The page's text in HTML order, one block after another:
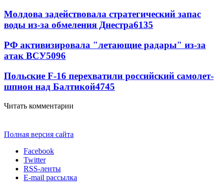
Молдова задействовала стратегический запас
воды из-за обмеления Днестра6135
РФ активизировала "летающие радары" из-за
атак ВСУ5096
Польские F-16 перехватили российский самолет-
шпион над Балтикой4745
Читать комментарии
Полная версия сайта
Facebook
Twitter
RSS-ленты
E-mail рассылка